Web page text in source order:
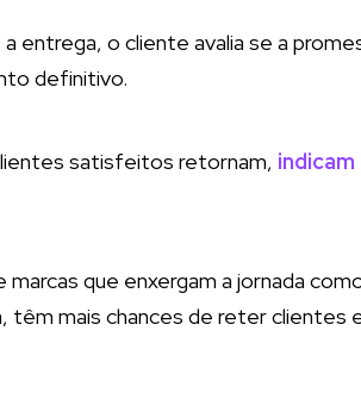
entrega, o cliente avalia se a
definitivo.
satisfeitos retornam, indicam
marcas que enxergam a jornada
têm mais chances de reter clientes